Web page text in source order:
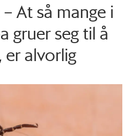
At så mange i
gruer seg til å
er alvorlig